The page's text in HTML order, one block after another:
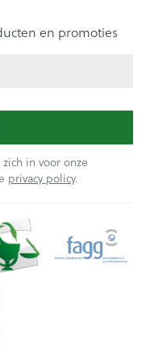
en promoties
in voor onze
privacy policy.